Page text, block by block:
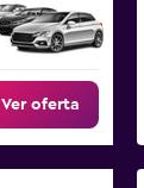
Ver oferta